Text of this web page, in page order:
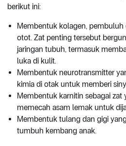
berikut ini:
Membentuk kolagen, pembuluh
otot. Zat penting tersebut
jaringan tubuh, termasuk
luka di kulit.
Membentuk neurotransmitter
kimia di otak untuk memberi
Membentuk karnitin sebagai zat
memecah asam lemak untuk
Membentuk tulang dan gigi
tumbuh kembang anak.